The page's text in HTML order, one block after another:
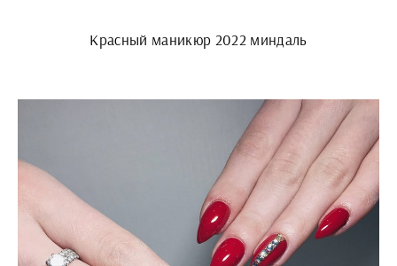
Красный маникюр 2022 миндаль